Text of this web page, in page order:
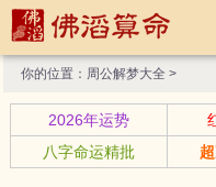
你的位置： 周公解梦大全 >
2026年运势
八字命运精批